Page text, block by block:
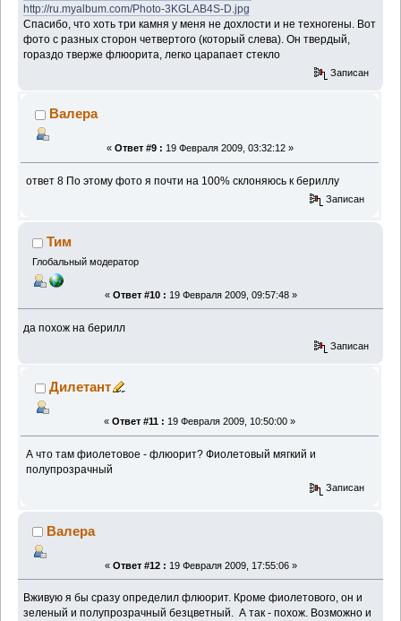
http://ru.myalbum.com/Photo-3KGLAB4S-D.jpg
Спасибо, что хоть три камня у меня не дохлости и не техногены. Вот
фото с разных сторон четвертого (который слева). Он твердый,
гораздо тверже флюорита, легко царапает стекло
Записан
Валера
« Ответ #9 : 19 Февраля 2009, 03:32:12 »
ответ 8 По этому фото я почти на 100% склоняюсь к бериллу
Записан
Тим
Глобальный модератор
« Ответ #10 : 19 Февраля 2009, 09:57:48 »
да похож на берилл
Записан
Дилетант
« Ответ #11 : 19 Февраля 2009, 10:50:00 »
А что там фиолетовое - флюорит? Фиолетовый мягкий и
полупрозрачный
Записан
Валера
« Ответ #12 : 19 Февраля 2009, 17:55:06 »
Вживую я бы сразу определил флюорит. Кроме фиолетового, он и
зеленый и полупрозрачный безцветный. А так - похож. Возможно и